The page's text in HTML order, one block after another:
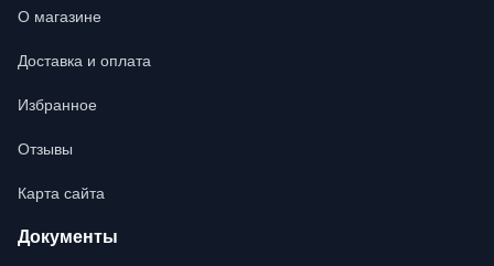
О магазине
Доставка и оплата
Избранное
Отзывы
Карта сайта
Документы